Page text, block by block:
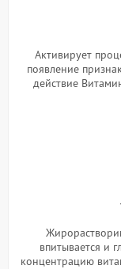
Активирует
появление
действие
впитывается и
концентрацию